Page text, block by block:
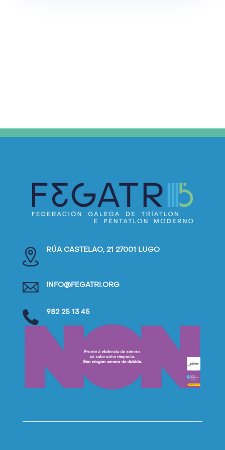
RÚA CASTELAO, 21 27001 LUGO
INFO@FEGATRI.ORG
982 25 13 45